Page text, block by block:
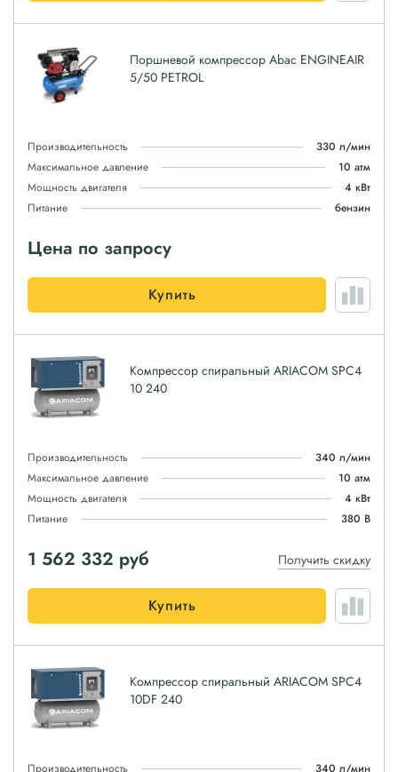
Поршневой компрессор Abac ENGINEAIR
5/50 PETROL
Производительность
330 л/мин
Максимальное давление
10 атм
Мощность двигателя
4 кВт
Питание
бензин
Цена по запросу
Купить
Компрессор спиральный ARIACOM SPC4
10 240
Производительность
340 л/мин
Максимальное давление
10 атм
Мощность двигателя
4 кВт
Питание
380 В
1 562 332 руб Получить скидку
Купить
Компрессор спиральный ARIACOM SPC4
10DF 240
Производительность 340 л/мин